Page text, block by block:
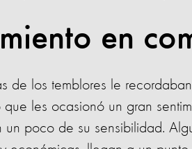
en
de los temblores le
que les ocasionó un gran
poco de su sensibilidad.